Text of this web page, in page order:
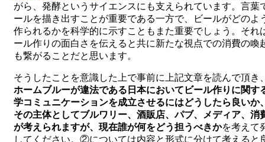
がら、発酵というサイエンスにも支えられています。言葉
ールを描き出すことが重要である一方で、ビールがどのよ
作られるかを科学的に示すこともまた重要でしょう。それ
ール作りの面白さを伝えると共に新たな視点での消費の喚
も繋がることだと思います。
そうしたことを意識した上で事前に上記文章を読んで頂き
ホームブルーが違法である日本においてビール作りに関す
学コミュニケーションを成立させるにはどうしたら良い
その主体としてブルワリー、酒販店、パブ、メディア、消
が考えられますが、現在誰が何をどう担うべきかを考えて
してください。②については内容と形式に分けて考えると